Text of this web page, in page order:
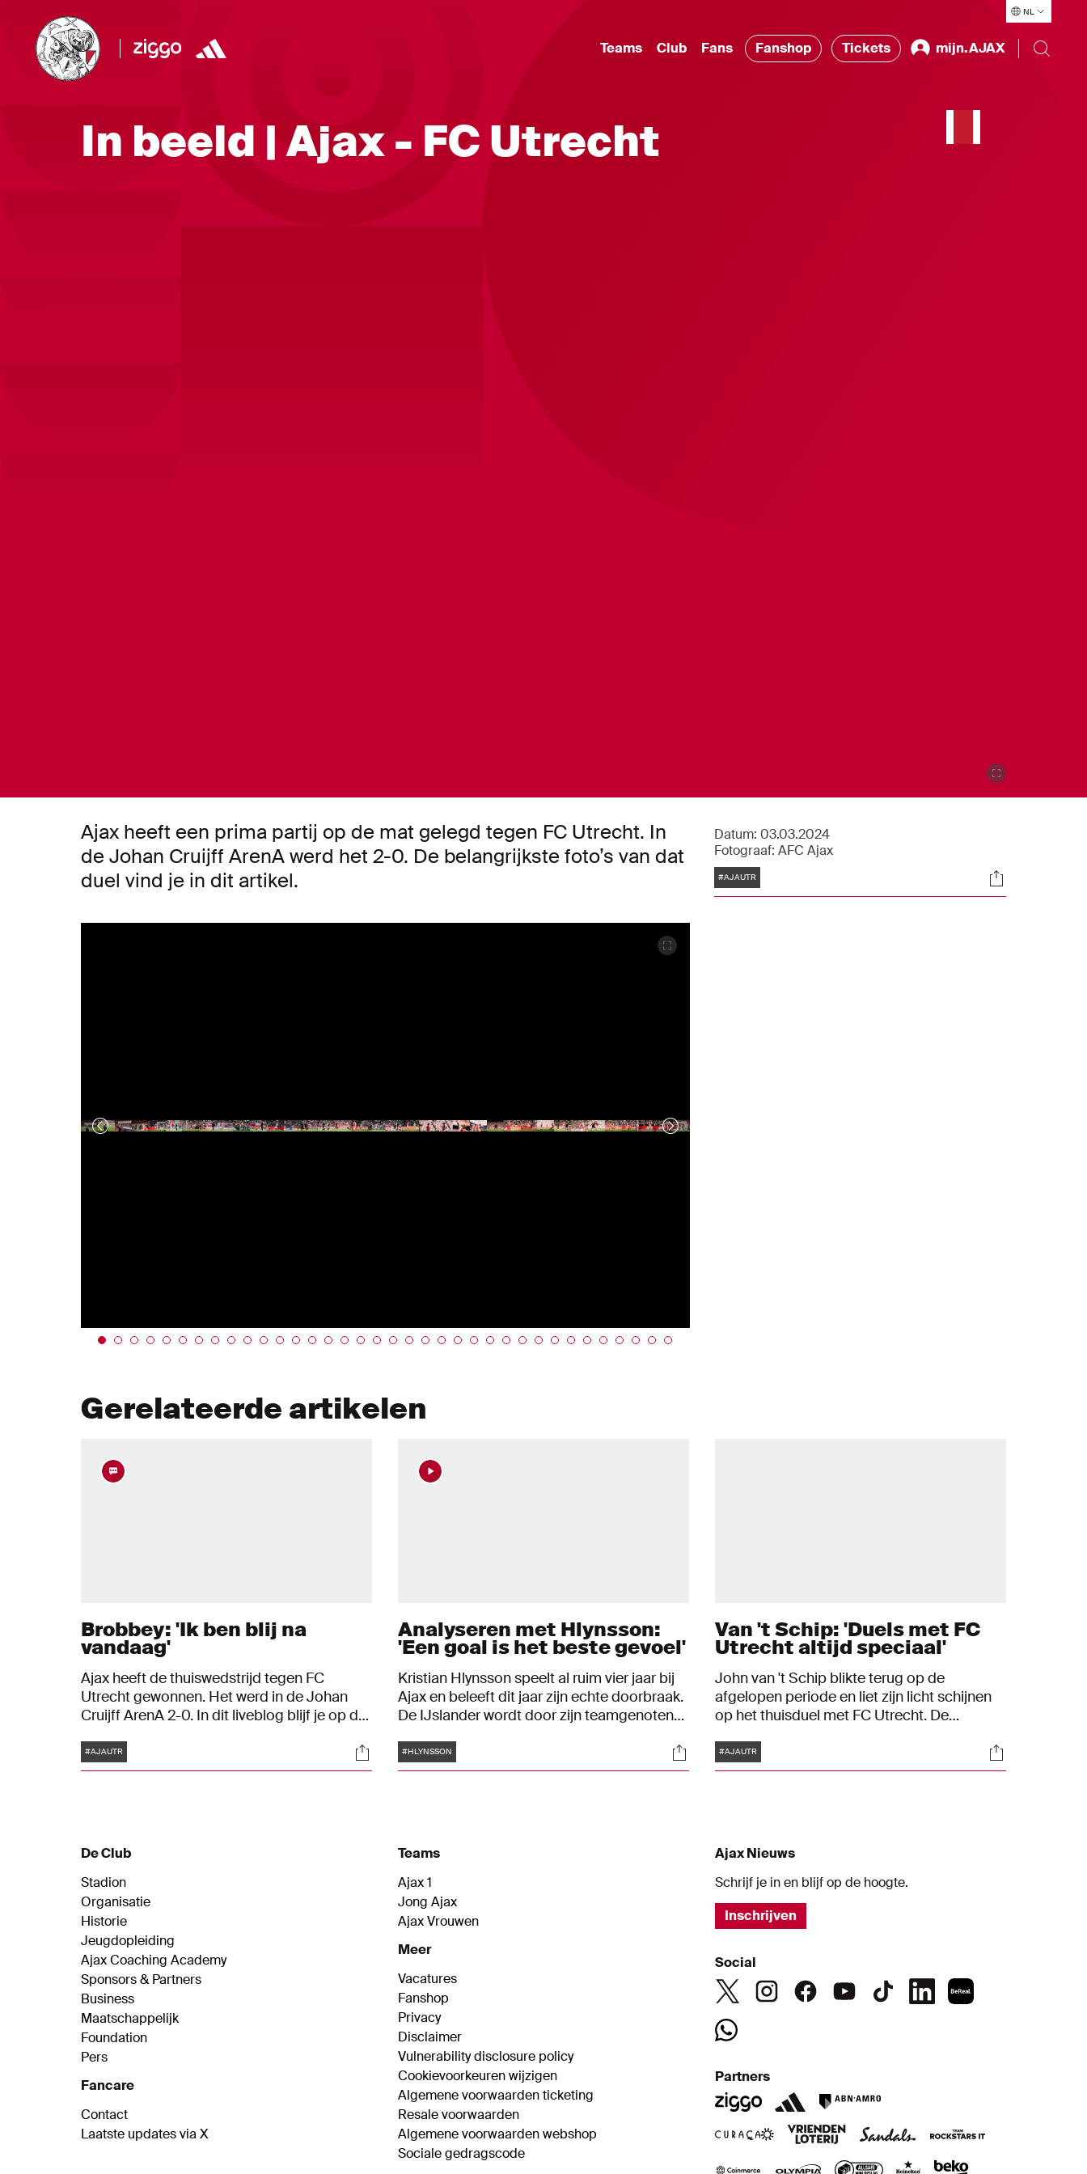
NL
Teams Club Fans Fanshop Tickets mijn.AJAX
In beeld | Ajax - FC Utrecht
Ajax heeft een prima partij op de mat gelegd tegen FC Utrecht. In
de Johan Cruijff ArenA werd het 2-0. De belangrijkste foto’s van dat
duel vind je in dit artikel.
Datum: 03.03.2024
Fotograaf: AFC Ajax
Tags
#AJAUTR Socials
Gerelateerde artikelen
Brobbey: 'Ik ben blij na
vandaag'
Ajax heeft de thuiswedstrijd tegen FC
Utrecht gewonnen. Het werd in de Johan
Cruijff ArenA 2-0. In dit liveblog blijf je op de
Tags
#AJAUTR Socials
Analyseren met Hlynsson:
'Een goal is het beste gevoel'
Kristian Hlynsson speelt al ruim vier jaar bij
Ajax en beleeft dit jaar zijn echte doorbraak.
De IJslander wordt door zijn teamgenoten
slimheid. Hoog tijd om met de middenvelder
zijn spel onder de loep te nemen aan de
Tags
#HLYNSSON Socials
Van 't Schip: 'Duels met FC
Utrecht altijd speciaal'
John van 't Schip blikte terug op de
afgelopen periode en liet zijn licht schijnen
op het thuisduel met FC Utrecht. De
zijn selectie. "Het is belangrijk om de frisheid
in de ploeg terug te krijgen."
Tags
#AJAUTR Socials
De Club
Stadion
Organisatie
Historie
Jeugdopleiding
Ajax Coaching Academy
Sponsors & Partners
Business
Maatschappelijk
Foundation
Pers
Fancare
Contact
Laatste updates via X
Teams
Ajax 1
Jong Ajax
Ajax Vrouwen
Meer
Vacatures
Fanshop
Privacy
Disclaimer
Vulnerability disclosure policy
Cookievoorkeuren wijzigen
Algemene voorwaarden ticketing
Resale voorwaarden
Algemene voorwaarden webshop
Sociale gedragscode
Ajax Nieuws
Schrijf je in en blijf op de hoogte.
Inschrijven
Social
Partners